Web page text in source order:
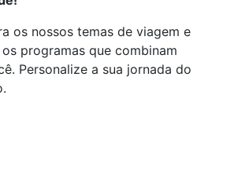
os nossos temas de viagem e
programas que combinam
Personalize a sua jornada do